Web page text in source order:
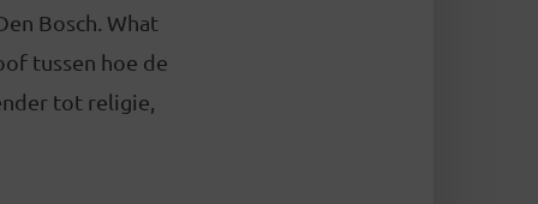
Bosch. What
tussen hoe de
tot religie,